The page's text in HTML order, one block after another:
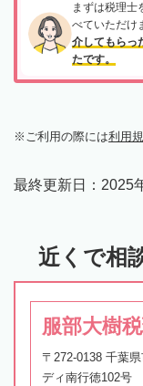
まずは税理士
べていただけ
介してもらっ
たです。
ご利用の際には利用
最終更新日： 2025
近くで相
服部大樹
〒272-0138 千葉
ディ南行徳102号